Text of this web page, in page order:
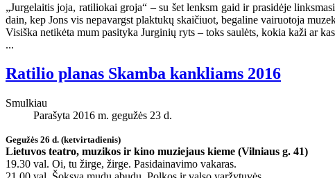
„Jurgelaitis joja, ratiliokai groja“ – su šet lenksm gaid ir prasidėje
dain, kep Jons vis nepavargst plaktukų skaičiuot, begaline vairuotoja
Visiška netikėta mum pasityka Jurginių ryts – toks saulėts, kokia kaži ar
...
Ratilio planas Skamba kankliams 2016
Smulkiau
Parašyta 2016 m. gegužės 23 d.
Gegužės 26 d. (ketvirtadienis)
Lietuvos teatro, muzikos ir kino muziejaus kieme (Vilniaus g. 41)
19.30 val. Oi, tu žirge, žirge. Pasidainavimo vakaras.